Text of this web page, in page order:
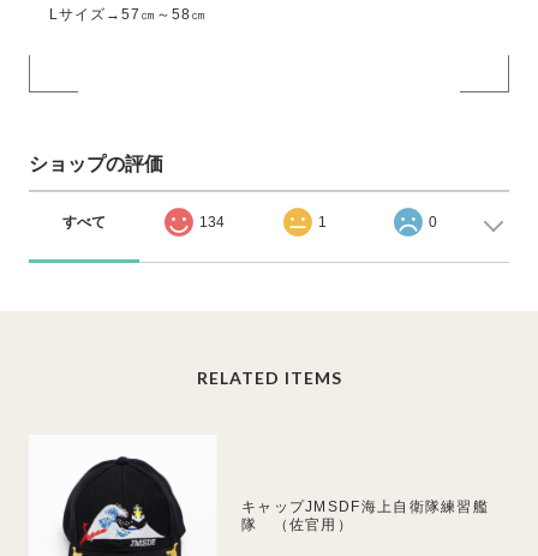
Lサイズ→57㎝～58㎝
ショップの評価
すべて 134 1 0
RELATED ITEMS
キャップJMSDF海上自衛隊練習艦
隊 （佐官用）